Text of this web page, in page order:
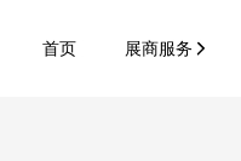
首页 展商服务